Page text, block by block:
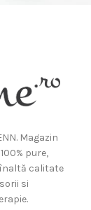
Magazin
pure,
calitate
si